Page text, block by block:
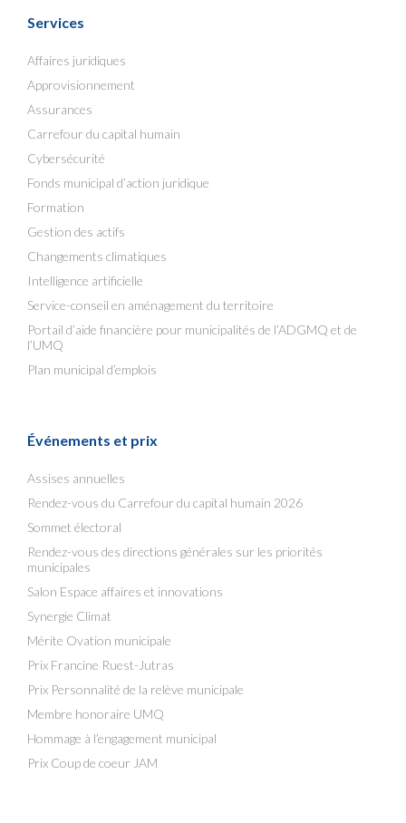
Services
Affaires juridiques
Approvisionnement
Assurances
Carrefour du capital humain
Cybersécurité
Fonds municipal d’action juridique
Formation
Gestion des actifs
Changements climatiques
Intelligence artificielle
Service-conseil en aménagement du territoire
Portail d’aide financière pour municipalités de l’ADGMQ et de
l’UMQ
Plan municipal d’emplois
Événements et prix
Assises annuelles
Rendez-vous du Carrefour du capital humain 2026
Sommet électoral
Rendez-vous des directions générales sur les priorités
municipales
Salon Espace affaires et innovations
Synergie Climat
Mérite Ovation municipale
Prix Francine Ruest-Jutras
Prix Personnalité de la relève municipale
Membre honoraire UMQ
Hommage à l’engagement municipal
Prix Coup de coeur JAM